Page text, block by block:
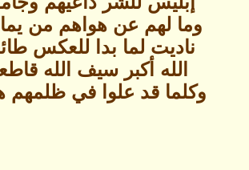
وما لهم عن هواهم من
ناديت لما بدا للعكس
الله أكبر سيف الله
وكلما قد علوا في ظلمهم